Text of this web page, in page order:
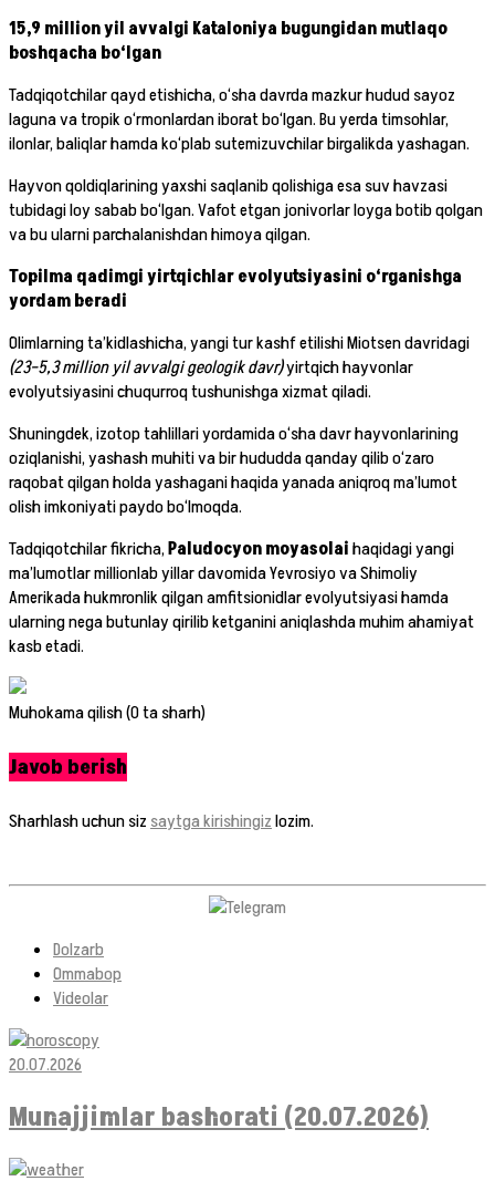
15,9 million yil avvalgi Kataloniya bugungidan mutlaqo
boshqacha bo‘lgan
Tadqiqotchilar qayd etishicha, o‘sha davrda mazkur hudud sayoz
laguna va tropik o‘rmonlardan iborat bo‘lgan. Bu yerda timsohlar,
ilonlar, baliqlar hamda ko‘plab sutemizuvchilar birgalikda yashagan.
Hayvon qoldiqlarining yaxshi saqlanib qolishiga esa suv havzasi
tubidagi loy sabab bo‘lgan. Vafot etgan jonivorlar loyga botib qolgan
va bu ularni parchalanishdan himoya qilgan.
Topilma qadimgi yirtqichlar evolyutsiyasini o‘rganishga
yordam beradi
Olimlarning ta’kidlashicha, yangi tur kashf etilishi Miotsen davridagi
(23–5,3 million yil avvalgi geologik davr)yirtqich hayvonlar
evolyutsiyasini chuqurroq tushunishga xizmat qiladi.
Shuningdek, izotop tahlillari yordamida o‘sha davr hayvonlarining
oziqlanishi, yashash muhiti va bir hududda qanday qilib o‘zaro
raqobat qilgan holda yashagani haqida yanada aniqroq ma’lumot
olish imkoniyati paydo bo‘lmoqda.
Tadqiqotchilar fikricha,Paludocyon moyasolaihaqidagi yangi
ma’lumotlar millionlab yillar davomida Yevrosiyo va Shimoliy
Amerikada hukmronlik qilgan amfitsionidlar evolyutsiyasi hamda
ularning nega butunlay qirilib ketganini aniqlashda muhim ahamiyat
kasb etadi.
Muhokama qilish (0 ta sharh)
Javob berish
Sharhlash uchun siz saytga kirishingizlozim.
Dolzarb
Ommabop
Videolar
20.07.2026
Munajjimlar bashorati (20.07.2026)